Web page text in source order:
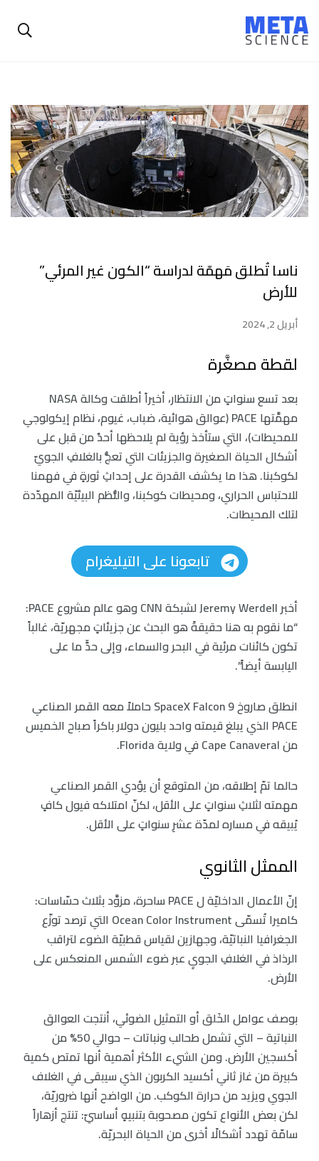
ناسا تُطلق مَهمّة لدراسة “الكون غير المرئي”
للأرض
أبريل 2, 2024
لقطة مصغَّرة
بعد تسع سنواتٍ من الانتظار، أخيراً أطلقت وكالة NASA
مهمَّتها PACE (عوالق هوائية، ضباب، غيوم، نظام إيكولوجي
للمحيطات)، التي ستأخذ رؤية لم يلاحظها أحدٌ من قبل على
أشكال الحياة الصغيرة والجزيئات التي تعجُّ بالغلافِ الجويّ
لكوكبنا. هذا ما يكشف القدرة على إحداثِ ثورةٍ في فهمنا
للاحتباس الحراري، ومحيطات كوكبنا، والنُّظم البيئيّة المهدّدة
لتلك المحيطات.
تابعونا على التيليغرام
أخبر Jeremy Werdell لشبكة CNN وهو عالم مشروع PACE:
“ما نقوم به هنا حقيقةً هو البحث عن جزيئاتٍ مجهريّة، غالباً
تكون كائنات مرئية في البحر والسماء، وإلى حدٍّ ما على
اليابسة أيضاً”.
انطلق صاروخ SpaceX Falcon 9 حاملاً معه القمر الصناعي
PACE الذي يبلغ قيمته واحد بليون دولار باكراً صباح الخميس
من Cape Canaveral في ولاية Florida.
حالما تمّ إطلاقه، من المتوقع أن يؤدي القمر الصناعي
مهمته لثلاثِ سنواتٍ على الأقل، لكنّ امتلاكه فيول كافٍ
يُبيقه في مساره لمدّة عشرِ سنواتٍ على الأقل.
الممثل الثانوي
إنّ الأعمال الداخليّة ل PACE ساحرة، مزوَّد بثلاث حسّاسات:
كاميرا تُسمّى Ocean Color Instrument التي ترصد توزّع
الجغرافيا النباتيّة، وجهازين لقياس قطبيّة الضوء لتراقب
الرذاذ في الغلافِ الجويِ عبر ضوء الشمس المنعكس على
الأرض.
بوصف عوامل الخَلق أو التمثيل الضوئي، أنتجت العوالق
النباتية – التي تشمل طحالب ونباتات – حوالي 50% من
أكسجين الأرض. ومن الشيء الأكثر أهمية أنها تمتص كمية
كبيرة من غاز ثاني أكسيد الكربون الذي سيبقى في الغلاف
الجوي ويزيد من حرارة الكوكب. من الواضح أنها ضروريّة،
لكن بعض الأنواع تكون مصحوبة بتنبيهٍ أساسيّ: تنتج أزهاراً
سامّة تهدد أشكالًا أخرى من الحياة البحريّة.